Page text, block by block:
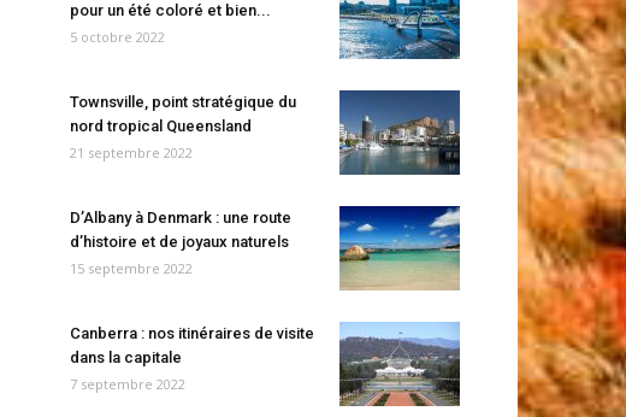
pour un été coloré et bien...
5 octobre 2022
Townsville, point stratégique du
nord tropical Queensland
21 septembre 2022
D’Albany à Denmark : une route
d’histoire et de joyaux naturels
15 septembre 2022
Canberra : nos itinéraires de visite
dans la capitale
7 septembre 2022